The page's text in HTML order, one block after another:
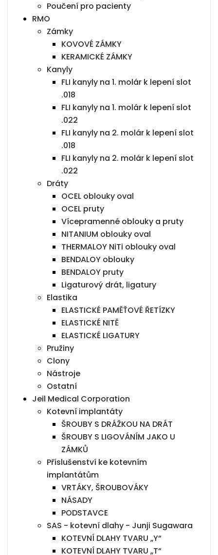
Poučení pro pacienty
RMO
Zámky
KOVOVÉ ZÁMKY
KERAMICKÉ ZÁMKY
Kanyly
FLI kanyly na 1. molár k lepení slot
.018
FLI kanyly na 1. molár k lepení slot
.022
FLI kanyly na 2. molár k lepení slot
.018
FLI kanyly na 2. molár k lepení slot
.022
Dráty
OCEL oblouky oval
OCEL pruty
Vícepramenné oblouky a pruty
NITANIUM oblouky oval
THERMALOY NiTi oblouky oval
BENDALOY oblouky
BENDALOY pruty
Ligaturový drát, ligatury
Elastika
ELASTICKÉ PAMĚŤOVÉ ŘETÍZKY
ELASTICKÉ NITĚ
ELASTICKÉ LIGATURY
Pružiny
Clony
Nástroje
Ostatní
Jeil Medical Corporation
Kotevní implantáty
ŠROUBY S DRÁŽKOU NA DRÁT
ŠROUBY S LIGOVÁNÍM JAKO U
ZÁMKŮ
Příslušenství ke kotevním
implantátům
VRTÁKY, ŠROUBOVÁKY
NÁSADY
PODSTAVCE
SAS - kotevní dlahy - Junji Sugawara
KOTEVNÍ DLAHY TVARU „Y“
KOTEVNÍ DLAHY TVARU „T“